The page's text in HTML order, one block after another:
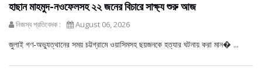
হাছান মাহমুদ-নওফেলসহ ২২ জনের বিচারে সাক্ষ্য শুরু আজ
নিজস্ব প্রতিবেদক : August 06, 2026
জুলাই গণ-অভ্যুত্থানের সময় চট্টগ্রামে ওয়াসিমসহ ছয়জনকে হত্যার ঘটনায় করা মান� ...